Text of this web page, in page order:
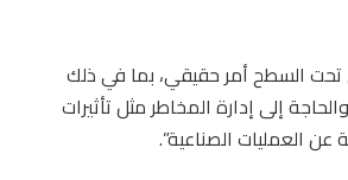
تحت السطح أمر حقيقي، بما في ذلك
إلى إدارة المخاطر مثل تأثيرات
عن العمليات الصناعية”.